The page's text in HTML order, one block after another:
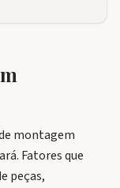
montagem
Fatores que
peças,